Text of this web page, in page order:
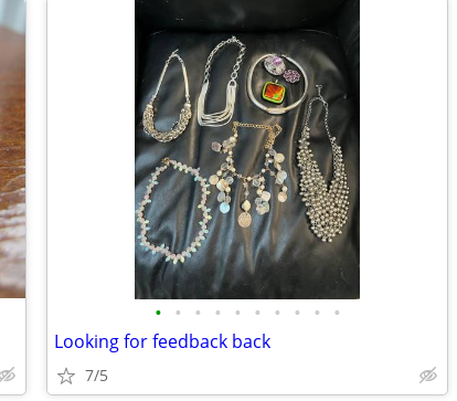
• • • • • • • • • •
Looking for feedback back
7/5